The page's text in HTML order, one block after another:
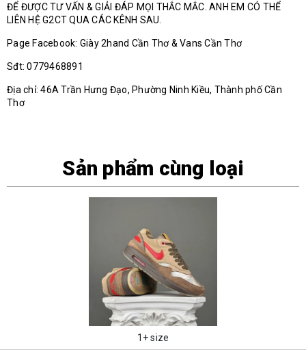
ĐỂ ĐƯỢC TƯ VẤN & GIẢI ĐÁP MỌI THẮC MẮC. ANH EM CÓ THỂ
LIÊN HỆ G2CT QUA CÁC KÊNH SAU.
Page Facebook: Giày 2hand Cần Thơ & Vans Cần Thơ
Sđt: 0779468891
Địa chỉ: 46A Trần Hưng Đạo, Phường Ninh Kiều, Thành phố Cần
Thơ
Sản phẩm cùng loại
1+ size